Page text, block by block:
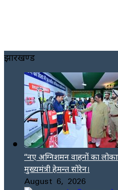
झारखण्ड
“नए अग्निशमन वाहनों का
मुख्यमंत्री हेमन्त सोरेन।
August 6, 2026